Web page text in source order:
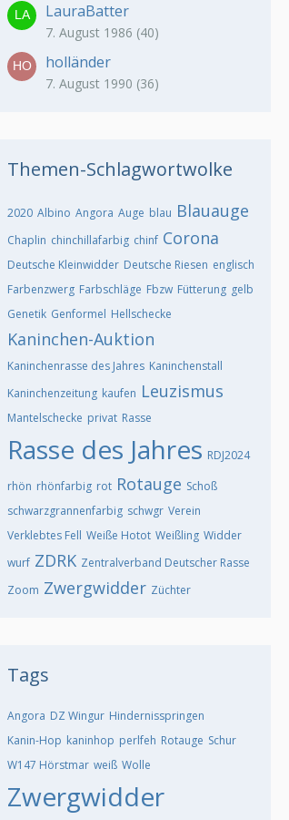
LauraBatter
7. August 1986 (40)
holländer
7. August 1990 (36)
Themen-Schlagwortwolke
2020 Albino Angora Auge blau Blauauge
Chaplin chinchillafarbig chinf Corona
Deutsche Kleinwidder Deutsche Riesen englisch
Farbenzwerg Farbschläge Fbzw Fütterung gelb
Genetik Genformel Hellschecke
Kaninchen-Auktion
Kaninchenrasse des Jahres Kaninchenstall
Kaninchenzeitung kaufen Leuzismus
Mantelschecke privat Rasse
Rasse des Jahres RDJ2024
rhön rhönfarbig rot Rotauge Schoß
schwarzgrannenfarbig schwgr Verein
Verklebtes Fell Weiße Hotot Weißling Widder
wurf ZDRK Zentralverband Deutscher Rasse
Zoom Zwergwidder Züchter
Tags
Angora DZ Wingur Hindernisspringen
Kanin-Hop kaninhop perlfeh Rotauge Schur
W147 Hörstmar weiß Wolle
Zwergwidder